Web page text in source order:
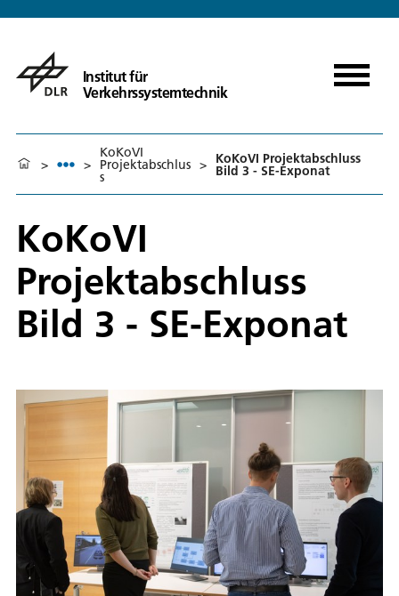
Institut für
Verkehrssystemtechnik
> >
KoKoVI
Projektabschlus
s
> KoKoVI Projektabschluss
Bild 3 - SE-Exponat
KoKoVI
Projektabschluss
Bild 3 - SE-Exponat